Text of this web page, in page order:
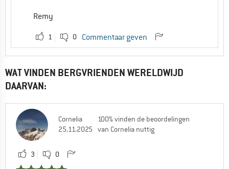
Remy
1 0 Commentaar geven
WAT VINDEN BERGVRIENDEN WERELDWIJD
DAARVAN:
Cornelia
25.11.2025
100% vinden de beoordelingen
van Cornelia nuttig
3 0